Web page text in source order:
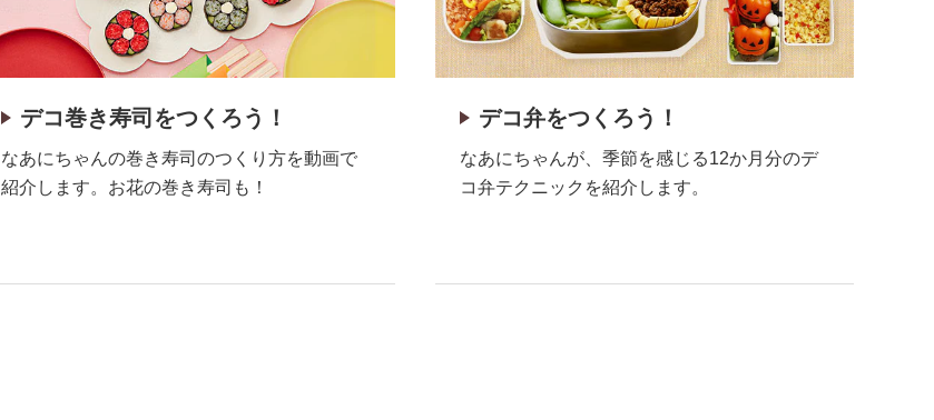
デコ巻き寿司をつくろう！
なあにちゃんの巻き寿司のつくり方を動画で
紹介します。お花の巻き寿司も！
デコ弁をつくろう！
なあにちゃんが、季節を感じる12か月分のデ
コ弁テクニックを紹介します。